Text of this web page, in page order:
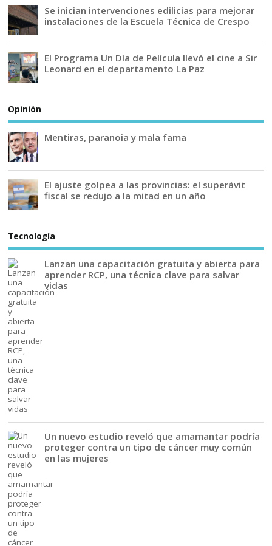
Se inician intervenciones edilicias para mejorar
instalaciones de la Escuela Técnica de Crespo
El Programa Un Día de Película llevó el cine a Sir
Leonard en el departamento La Paz
Opinión
Mentiras, paranoia y mala fama
El ajuste golpea a las provincias: el superávit
fiscal se redujo a la mitad en un año
Tecnología
Lanzan una capacitación gratuita y abierta para
aprender RCP, una técnica clave para salvar
vidas
Un nuevo estudio reveló que amamantar podría
proteger contra un tipo de cáncer muy común
en las mujeres